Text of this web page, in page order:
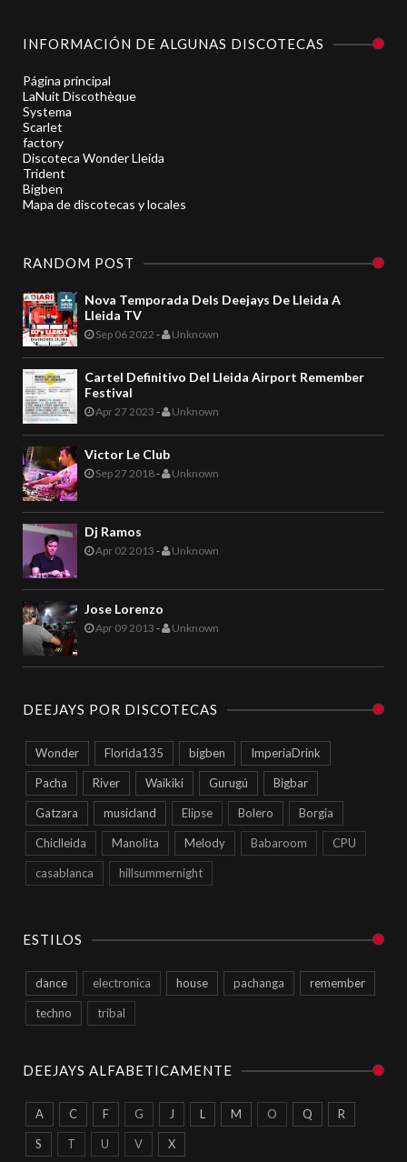
INFORMACIÓN DE ALGUNAS DISCOTECAS
Página principal
LaNuit Discothèque
Systema
Scarlet
factory
Discoteca Wonder Lleida
Trident
Bigben
Mapa de discotecas y locales
RANDOM POST
Nova Temporada Dels Deejays De Lleida A
Lleida TV
Sep 06 2022 - Unknown
Cartel Definitivo Del Lleida Airport Remember
Festival
Apr 27 2023 - Unknown
Victor Le Club
Sep 27 2018- Unknown
Dj Ramos
Apr 02 2013 - Unknown
Jose Lorenzo
Apr 09 2013 - Unknown
DEEJAYS POR DISCOTECAS
Wonder Florida135 bigben ImperiaDrink
Pacha River Waikiki Gurugú Bigbar
Gatzara musicland Elipse Bolero Borgia
Chiclleida Manolita Melody Babaroom CPU
casablanca hillsummernight
ESTILOS
dance electronica house pachanga remember
techno tribal
DEEJAYS ALFABETICAMENTE
A C F G J L M O Q R
S T U V X